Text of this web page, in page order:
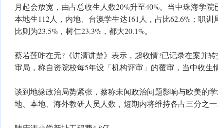
月起会放宽，由占总收生人数20%升至40%。当中珠海学
本地生112人，内地、台澳学生达161人，占比62.6%；职
比则为23.5%，树仁23.3%，都大20.1%。
蔡若莲昨在无?《讲清讲楚》表示，超收情?已记录在案并
审局，称自资院校每5年设「机构评审」的覆审，当中收生
谈到地缘政治局势紧张，蔡称未闻政治问题影响与欧美的
地、本地、海外教研人员人数，短期内将维持各占三分之